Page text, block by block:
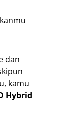
dan
kamu
Hybrid